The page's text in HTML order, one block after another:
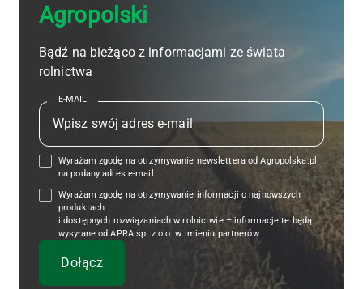
Agropolski
Bądź na bieżąco z informacjami ze świata
rolnictwa
E-MAIL
Wyrażam zgodę na otrzymywanie newslettera od Agropolska.pl
na podany adres e-mail.
Wyrażam zgodę na otrzymywanie informacji o najnowszych
produktach
i dostępnych rozwiązaniach w rolnictwie – informacje te będą
wysyłane od APRA sp. z o.o. w imieniu partnerów.